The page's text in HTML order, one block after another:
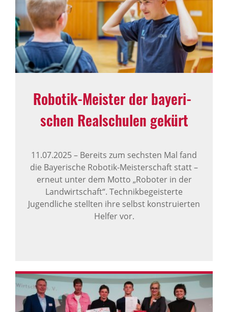
Robotik-Meister der baye­ri­
schen Real­schulen gekürt
11.07.2025– Bereits zum sechsten Mal fand
die Bayerische Robotik-Meisterschaft statt –
erneut unter dem Motto „Roboter in der
Landwirtschaft“. Technikbegeisterte
Jugendliche stellten ihre selbst konstruierten
Helfer vor.